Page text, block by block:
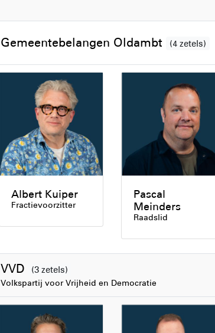
Gemeentebelangen Oldambt (4 zetels)
Albert Kuiper
Fractievoorzitter
Pascal
Meinders
Raadslid
VVD (3 zetels)
Volkspartij voor Vrijheid en Democratie